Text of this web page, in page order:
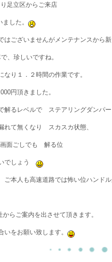
足立区からご来店
した。
はございませんがメンテナンスから
、珍しいですね。
り１．２時間の作業です。
円頂きました。
るレベルで ステアリングダンパー
れて無くなり スカスカ状態、
面ごしでも 解る位
でしょう
本人も高速道路では怖い位ハンドル
らご案内を出させて頂きます。
をお願い致します。